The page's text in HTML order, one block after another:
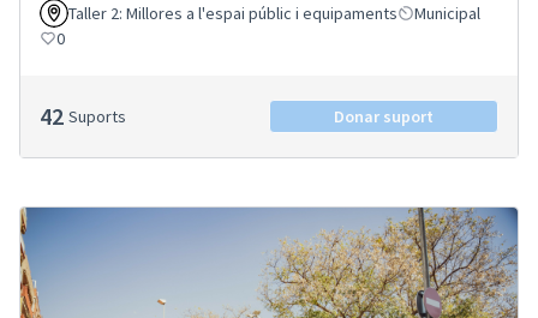
Taller 2: Millores a l'espai públic i equipaments
Municipal
0
42 Suports Donar suport